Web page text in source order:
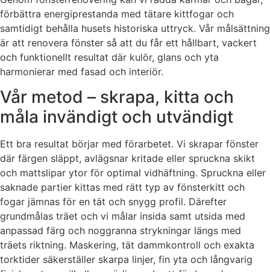
förbättra energiprestanda med tätare kittfogar och
samtidigt behålla husets historiska uttryck. Vår målsättning
är att renovera fönster så att du får ett hållbart, vackert
och funktionellt resultat där kulör, glans och yta
harmonierar med fasad och interiör.
Vår metod – skrapa, kitta och
måla invändigt och utvändigt
Ett bra resultat börjar med förarbetet. Vi skrapar fönster
där färgen släppt, avlägsnar kritade eller spruckna skikt
och mattslipar ytor för optimal vidhäftning. Spruckna eller
saknade partier kittas med rätt typ av fönsterkitt och
fogar jämnas för en tät och snygg profil. Därefter
grundmålas träet och vi målar insida samt utsida med
anpassad färg och noggranna strykningar längs med
träets riktning. Maskering, tät dammkontroll och exakta
torktider säkerställer skarpa linjer, fin yta och långvarig